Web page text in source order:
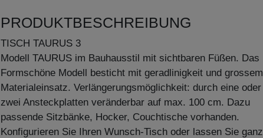
PRODUKTBESCHREIBUNG
TISCH TAURUS 3
Modell TAURUS im Bauhausstil mit sichtbaren Füßen. Das
Formschöne Modell besticht mit geradlinigkeit und grossem
Materialeinsatz. Verlängerungsmöglichkeit: durch eine oder
zwei Ansteckplatten veränderbar auf max. 100 cm. Dazu
passende Sitzbänke, Hocker, Couchtische vorhanden.
Konfigurieren Sie Ihren Wunsch-Tisch oder lassen Sie ganz